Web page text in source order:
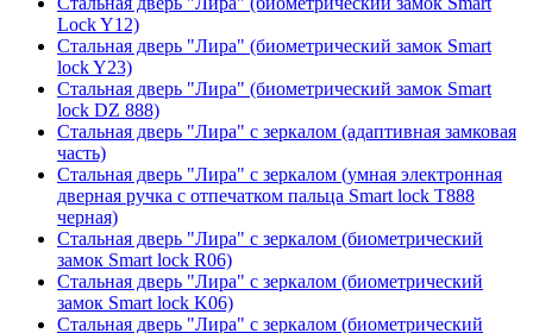
Lock Y12)
Стальная дверь "Лира" (биометрический замок Smart
lock Y23)
Стальная дверь "Лира" (биометрический замок Smart
lock DZ 888)
Стальная дверь "Лира" с зеркалом (адаптивная замковая
часть)
Стальная дверь "Лира" с зеркалом (умная электронная
дверная ручка с отпечатком пальца Smart lock T888
черная)
Стальная дверь "Лира" с зеркалом (биометрический
замок Smart lock R06)
Стальная дверь "Лира" с зеркалом (биометрический
замок Smart lock K06)
Стальная дверь "Лира" с зеркалом (биометрический